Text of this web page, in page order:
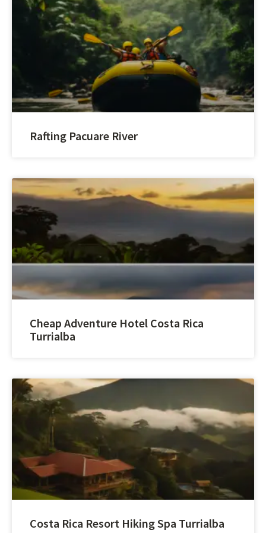
Rafting Pacuare River
Cheap Adventure Hotel Costa Rica
Turrialba
Costa Rica Resort Hiking Spa Turrialba